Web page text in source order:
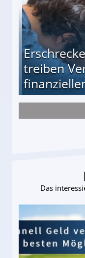
treiben
(34) in den
Das